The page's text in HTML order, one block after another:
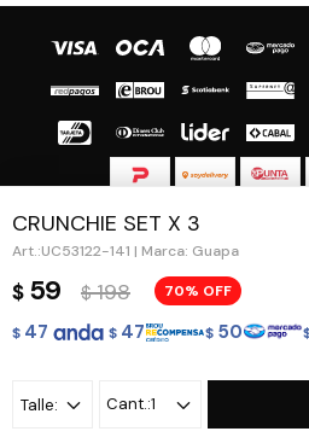
CRUNCHIE SET X 3
UC53122-141 | Marca: Guapa
$ 59 $ 198 70
$ 47 $ 47 $ 50
Talle: 1
© Copyright 2026 / Guapa - Paprika